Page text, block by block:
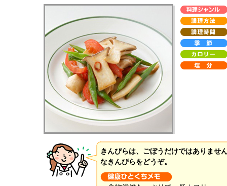
きんぴらは、ごぼうだけではありませ
なきんぴらをどうぞ。